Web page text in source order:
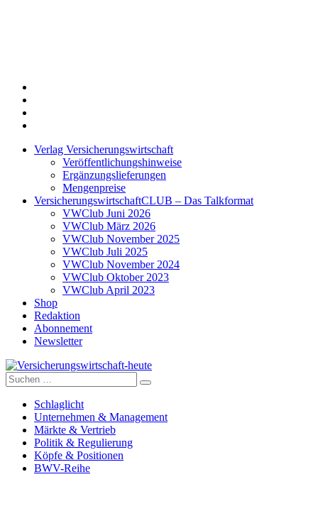
Verlag Versicherungswirtschaft
Veröffentlichungshinweise
Ergänzungslieferungen
Mengenpreise
VersicherungswirtschaftCLUB – Das Talkformat
VWClub Juni 2026
VWClub März 2026
VWClub November 2025
VWClub Juli 2025
VWClub November 2024
VWClub Oktober 2023
VWClub April 2023
Shop
Redaktion
Abonnement
Newsletter
Versicherungswirtschaft-heute
Suche
nach:
Schlaglicht
Unternehmen & Management
Märkte & Vertrieb
Politik & Regulierung
Köpfe & Positionen
BWV-Reihe